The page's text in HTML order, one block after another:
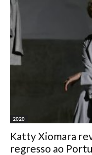
2020
Katty Xiomara
regresso ao